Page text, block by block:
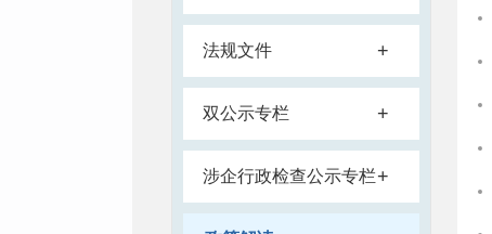
法规文件 +
双公示专栏 +
涉企行政检查公示专栏+